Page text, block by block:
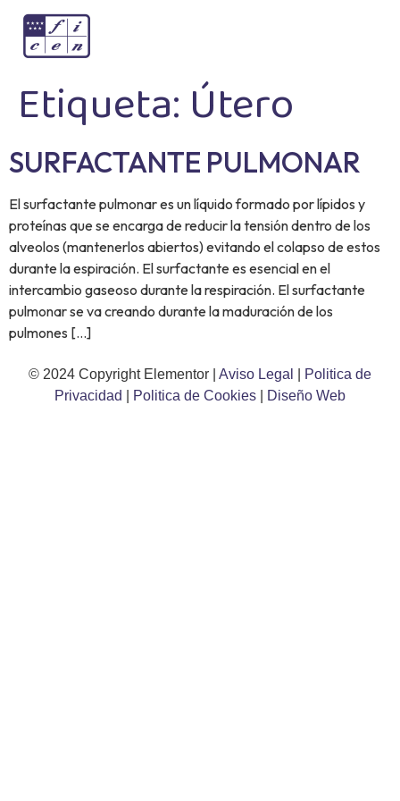
Etiqueta: Útero
SURFACTANTE PULMONAR
El surfactante pulmonar es un líquido formado por lípidos y
proteínas que se encarga de reducir la tensión dentro de los
alveolos (mantenerlos abiertos) evitando el colapso de estos
durante la espiración. El surfactante es esencial en el
intercambio gaseoso durante la respiración. El surfactante
pulmonar se va creando durante la maduración de los
pulmones […]
© 2024 Copyright Elementor | Aviso Legal
Politica de
Privacidad
Politica de Cookies Diseño Web